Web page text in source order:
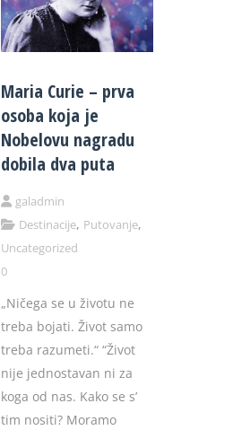
Maria Curie – prva
osoba koja je
Nobelovu nagradu
dobila dva puta
galadmin
Destinacije, Putovanje,
Uncategorized
0
„Ničega se u životu ne
treba bojati. Život samo
treba razumeti.“ “Život
nije jednostavan ni za
koga od nas. Kako se s’
tim nositi? Moramo